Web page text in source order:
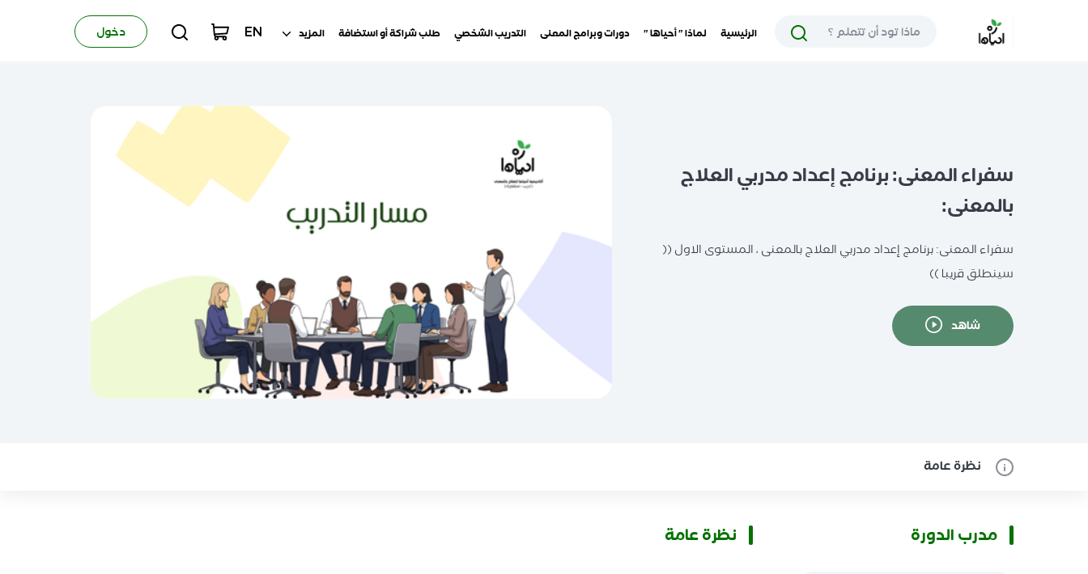
الرئيسية لماذا " أحياها " دورات وبرامج المعنى التدريب الشخصي طلب شراكة أو استضافة المزيد EN دخول
سفراء المعنى: برنامج إعداد مدربي العلاج
بالمعنى:
سفراء المعنى: برنامج إعداد مدربي العلاج بالمعنى ، المستوى الاول ((
سينطلق قريبا ))
شاهد
نظرة عامة
مدرب الدورة نظرة عامة